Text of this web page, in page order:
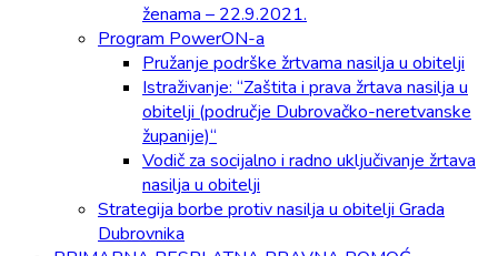
ženama – 22.9.2021.
Program PowerON-a
Pružanje podrške žrtvama nasilja u obitelji
Istraživanje: “Zaštita i prava žrtava nasilja u
obitelji (područje Dubrovačko-neretvanske
županije)“
Vodič za socijalno i radno uključivanje žrtava
nasilja u obitelji
Strategija borbe protiv nasilja u obitelji Grada
Dubrovnika